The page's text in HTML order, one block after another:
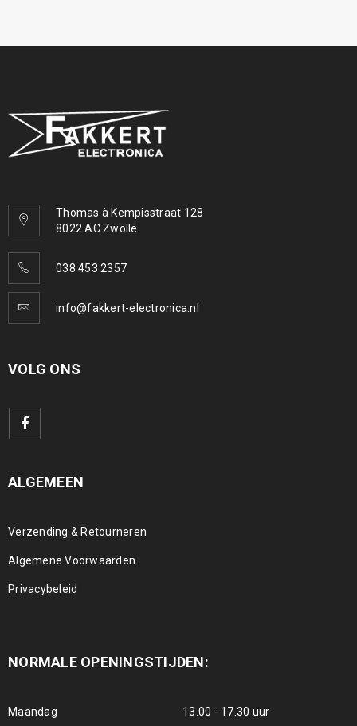
Thomas à Kempisstraat 128
8022 AC Zwolle
038 453 2357
info@fakkert-electronica.nl
VOLG ONS
ALGEMEEN
Verzending & Retourneren
Algemene Voorwaarden
Privacybeleid
NORMALE OPENINGSTIJDEN:
Maandag 13.00 - 17.30 uur